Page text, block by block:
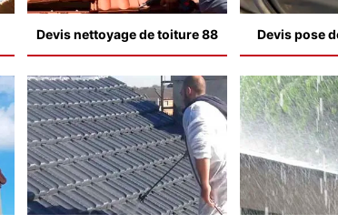
Devis nettoyage de toiture 88 Devis pose